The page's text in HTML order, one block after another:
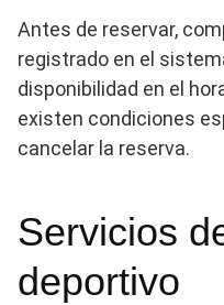
Antes de reservar,
registrado en el
disponibilidad en el
existen condiciones
cancelar la reserva.
Servicios
deportivo